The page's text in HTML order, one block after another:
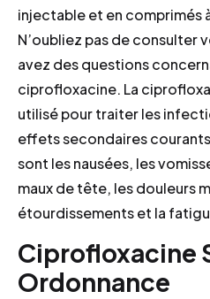
injectable et en comprimés
N’oubliez pas de consulter
avez des questions
ciprofloxacine. La
utilisé pour traiter les
effets secondaires
sont les nausées, les
maux de tête, les douleurs
étourdissements et la
Ciprofloxacine
Ordonnance